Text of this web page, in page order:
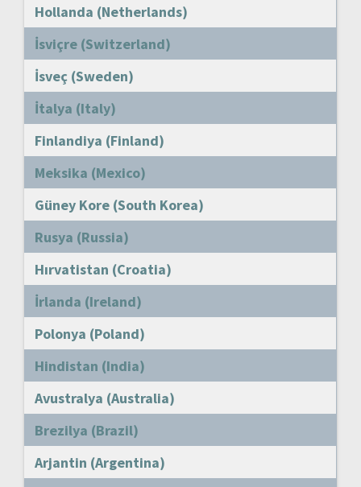
Hollanda (Netherlands)
İsviçre (Switzerland)
İsveç (Sweden)
İtalya (Italy)
Finlandiya (Finland)
Meksika (Mexico)
Güney Kore (South Korea)
Rusya (Russia)
Hırvatistan (Croatia)
İrlanda (Ireland)
Polonya (Poland)
Hindistan (India)
Avustralya (Australia)
Brezilya (Brazil)
Arjantin (Argentina)